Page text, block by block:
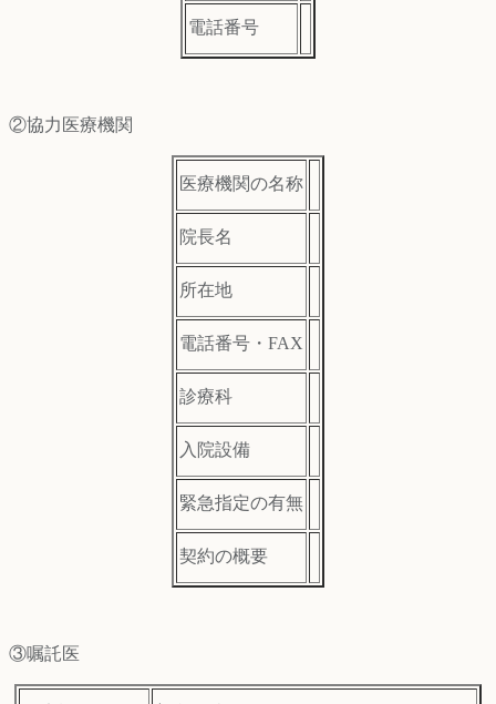
電話番号
②協力医療機関
医療機関の名称
院長名
所在地
電話番号・FAX
診療科
入院設備
緊急指定の有無
契約の概要
③嘱託医